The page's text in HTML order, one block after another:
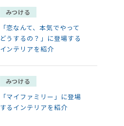
みつける
「恋なんて、本気でやって
どうするの？」に登場する
インテリアを紹介
みつける
「マイファミリー」に登場
するインテリアを紹介